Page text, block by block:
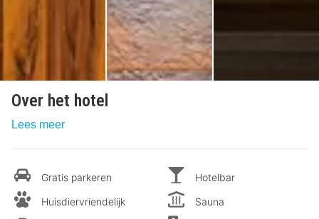
Over het hotel
Lees meer
Gratis parkeren
Huisdiervriendelijk
Hotelbar
Sauna